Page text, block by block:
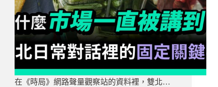
在《時局》網路聲量觀察站的資料裡，雙北…